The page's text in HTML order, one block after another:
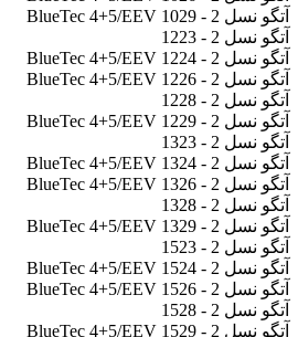
آتگو نسل 2 - 1029 BlueTec 4+5/EEV
آتگو نسل 2 - 1223
آتگو نسل 2 - 1224 BlueTec 4+5/EEV
آتگو نسل 2 - 1226 BlueTec 4+5/EEV
آتگو نسل 2 - 1228
آتگو نسل 2 - 1229 BlueTec 4+5/EEV
آتگو نسل 2 - 1323
آتگو نسل 2 - 1324 BlueTec 4+5/EEV
آتگو نسل 2 - 1326 BlueTec 4+5/EEV
آتگو نسل 2 - 1328
آتگو نسل 2 - 1329 BlueTec 4+5/EEV
آتگو نسل 2 - 1523
آتگو نسل 2 - 1524 BlueTec 4+5/EEV
آتگو نسل 2 - 1526 BlueTec 4+5/EEV
آتگو نسل 2 - 1528
آتگو نسل 2 - 1529 BlueTec 4+5/EEV